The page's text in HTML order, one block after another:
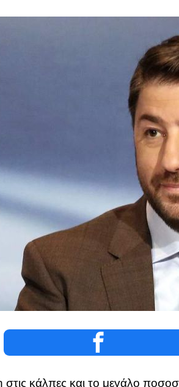
κάλπες και το μεγάλο